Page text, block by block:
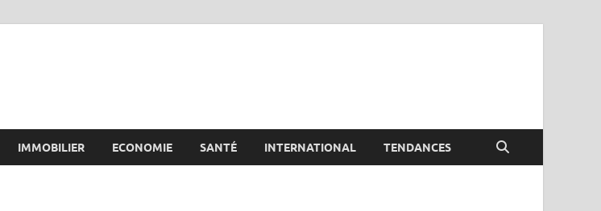
IMMOBILIER ECONOMIE SANTÉ INTERNATIONAL TENDANCES